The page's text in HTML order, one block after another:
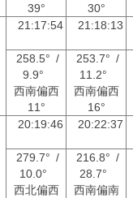
39°
30°
21:17:54 21:18:13
258.5° /
9.9°
西南偏西
11°
253.7° /
11.2°
西南偏西
16°
20:19:46 20:22:37
279.7° /
10.0°
西北偏西
216.8° /
28.7°
西南偏南